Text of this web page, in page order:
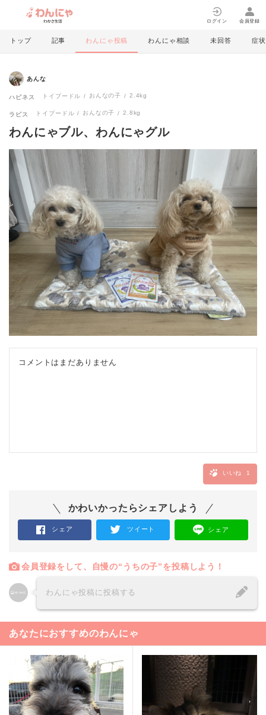
ログイン 会員登録
トップ 記事 わんにゃ投稿 わんにゃ相談 未回答 症状
あんな
ハピネス トイプードル おんなの子 2.4kg
ラピス トイプードル おんなの子 2.8kg
わんにゃブル、わんにゃグル
コメントはまだありません
いいね 1
かわいかったらシェアしよう
シェア ツイート シェア
会員登録をして、自慢の“うちの子”を投稿しよう！
わんにゃ投稿に投稿する
あなたにおすすめのわんにゃ